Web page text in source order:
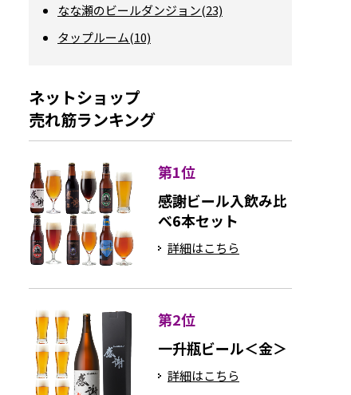
なな瀬のビールダンジョン(23)
タップルーム(10)
ネットショップ
売れ筋ランキング
第1位
感謝ビール入飲み比
べ6本セット
詳細はこちら
第2位
一升瓶ビール＜金＞
詳細はこちら